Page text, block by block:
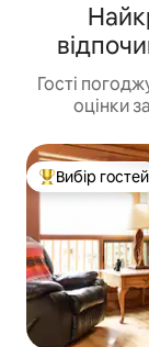
Гості
оцінки
Топ вибір
Вибір гостей